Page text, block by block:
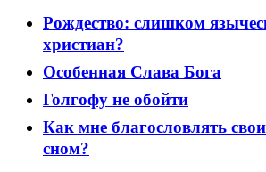
Рождество: слишком
христиан?
Особенная Слава Бога
Голгофу не обойти
Как мне благословлять
сном?